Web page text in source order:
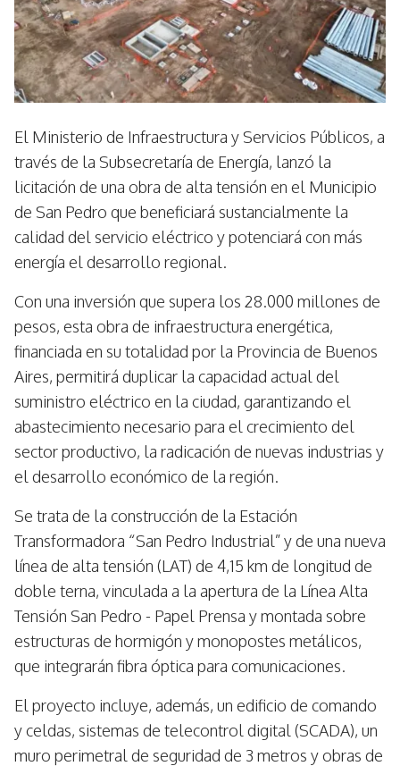
El Ministerio de Infraestructura y Servicios Públicos, a
través de la Subsecretaría de Energía, lanzó la
licitación de una obra de alta tensión en el Municipio
de San Pedro que beneficiará sustancialmente la
calidad del servicio eléctrico y potenciará con más
energía el desarrollo regional.
Con una inversión que supera los 28.000 millones de
pesos, esta obra de infraestructura energética,
financiada en su totalidad por la Provincia de Buenos
Aires, permitirá duplicar la capacidad actual del
suministro eléctrico en la ciudad, garantizando el
abastecimiento necesario para el crecimiento del
sector productivo, la radicación de nuevas industrias y
el desarrollo económico de la región.
Se trata de la construcción de la Estación
Transformadora “San Pedro Industrial” y de una nueva
línea de alta tensión (LAT) de 4,15 km de longitud de
doble terna, vinculada a la apertura de la Línea Alta
Tensión San Pedro - Papel Prensa y montada sobre
estructuras de hormigón y monopostes metálicos,
que integrarán fibra óptica para comunicaciones.
El proyecto incluye, además, un edificio de comando
y celdas, sistemas de telecontrol digital (SCADA), un
muro perimetral de seguridad de 3 metros y obras de